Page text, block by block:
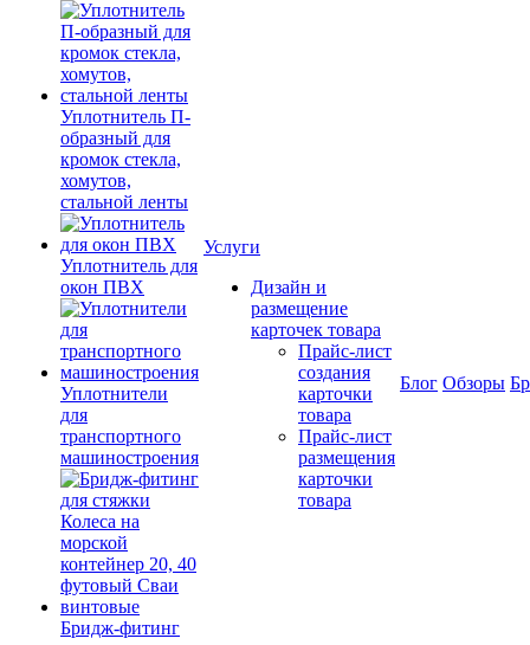
Уплотнитель П-
образный для
кромок стекла,
хомутов,
стальной ленты
Уплотнитель для
окон ПВХ
Уплотнители
для
транспортного
машиностроения
Бридж-фитинг
Услуги
Дизайн и
размещение
карточек товара
Прайс-лист
создания
карточки
товара
Прайс-лист
размещения
карточки
товара
Блог Обзоры